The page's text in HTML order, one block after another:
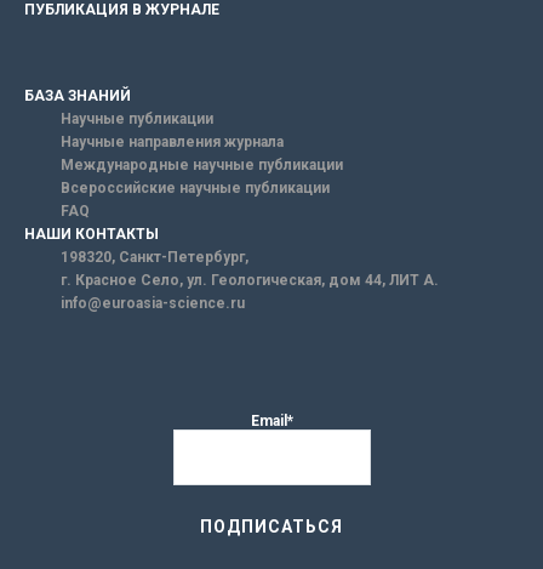
ПУБЛИКАЦИЯ В ЖУРНАЛЕ
БАЗА ЗНАНИЙ
Научные публикации
Научные направления журнала
Международные научные публикации
Всероссийские научные публикации
FAQ
НАШИ КОНТАКТЫ
198320, Санкт-Петербург,
г. Красное Село, ул. Геологическая, дом 44, ЛИТ А.
info@euroasia-science.ru
Email*